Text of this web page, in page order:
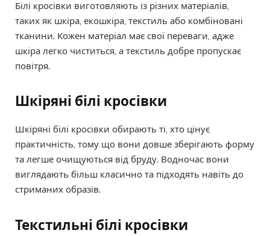
Білі кросівки виготовляють із різних матеріалів,
таких як шкіра, екошкіра, текстиль або комбіновані
тканини. Кожен матеріал має свої переваги, адже
шкіра легко чиститься, а текстиль добре пропускає
повітря.
Шкіряні білі кросівки
Шкіряні білі кросівки обирають ті, хто цінує
практичність, тому що вони довше зберігають форму
та легше очищуються від бруду. Водночас вони
виглядають більш класично та підходять навіть до
стриманих образів.
Текстильні білі кросівки